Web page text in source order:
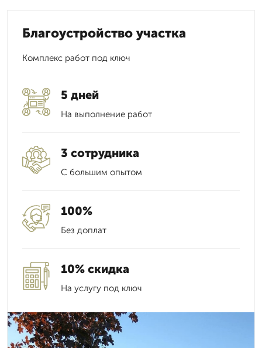
Благоустройство участка
Комплекс работ под ключ
5 дней
На выполнение работ
3 сотрудника
С большим опытом
100%
Без доплат
10% скидка
На услугу под ключ